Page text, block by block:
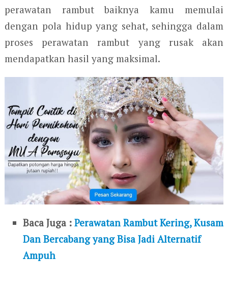
perawatan rambut baiknya kamu memulai
dengan pola hidup yang sehat, sehingga dalam
proses perawatan rambut yang rusak akan
mendapatkan hasil yang maksimal.
Baca Juga :Perawatan Rambut Kering, Kusam
Dan Bercabang yang Bisa Jadi Alternatif
Ampuh